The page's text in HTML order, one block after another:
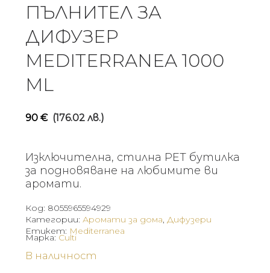
ПЪЛНИТЕЛ ЗА
ДИФУЗЕР
MEDITERRANEA 1000
ML
90 € (176.02 лв.)
Изключителна, стилна PET бутилка
за подновяване на любимите ви
аромати.
Код: 8055965594929
Категории: Аромати за дома, Дифузери
Етикет: Mediterranea
В наличност
Марка:Culti